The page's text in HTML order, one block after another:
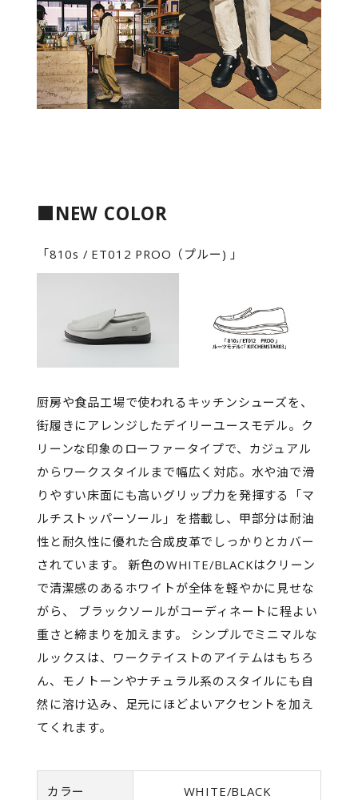
■NEW COLOR
「810s / ET012 PROO（プルー) 」
厨房や食品工場で使われるキッチンシューズを、
街履きにアレンジしたデイリーユースモデル。ク
リーンな印象のローファータイプで、カジュアル
からワークスタイルまで幅広く対応。水や油で滑
りやすい床面にも高いグリップ力を発揮する「マ
ルチストッパーソール」を搭載し、甲部分は耐油
性と耐久性に優れた合成皮革でしっかりとカバー
されています。 新色のWHITE/BLACKはクリーン
で清潔感のあるホワイトが全体を軽やかに見せな
がら、 ブラックソールがコーディネートに程よい
重さと締まりを加えます。 シンプルでミニマルな
ルックスは、ワークテイストのアイテムはもちろ
ん、モノトーンやナチュラル系のスタイルにも自
然に溶け込み、足元にほどよいアクセントを加え
てくれます。
カラー WHITE/BLACK